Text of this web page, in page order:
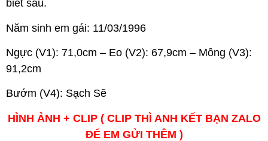
biết sau.
Năm sinh em gái: 11/03/1996
Ngực (V1): 71,0cm – Eo (V2): 67,9cm – Mông (V3):
91,2cm
Bướm (V4): Sạch Sẽ
HÌNH ẢNH + CLIP ( CLIP THÌ ANH KẾT BẠN ZALO
ĐỂ EM GỬI THÊM )